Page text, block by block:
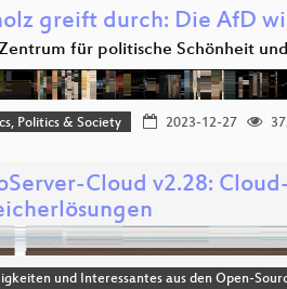
greift durch: Die AfD
für politische Schönheit
Politics & Society 2023-12-27
Cloud v2.28:
und Interessantes aus den Open-